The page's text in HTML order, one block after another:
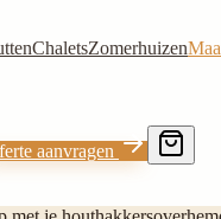
ChaletsZomerhuizen
aanvragen